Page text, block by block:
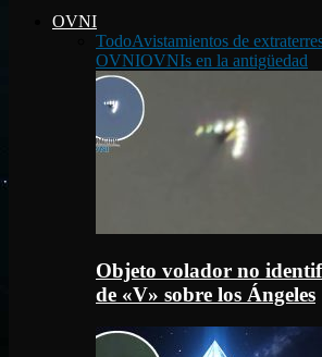
OVNI
TodoAvistamientos de
OVNIOVNIs en la antigüedad
Objeto volador no
de «V» sobre los Ángeles